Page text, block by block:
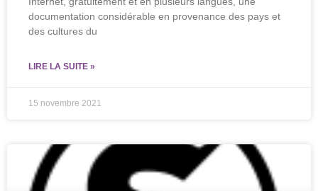
documentation considérable en provenance des pays et
des cultures du
LIRE LA SUITE »
15 novembre 2021